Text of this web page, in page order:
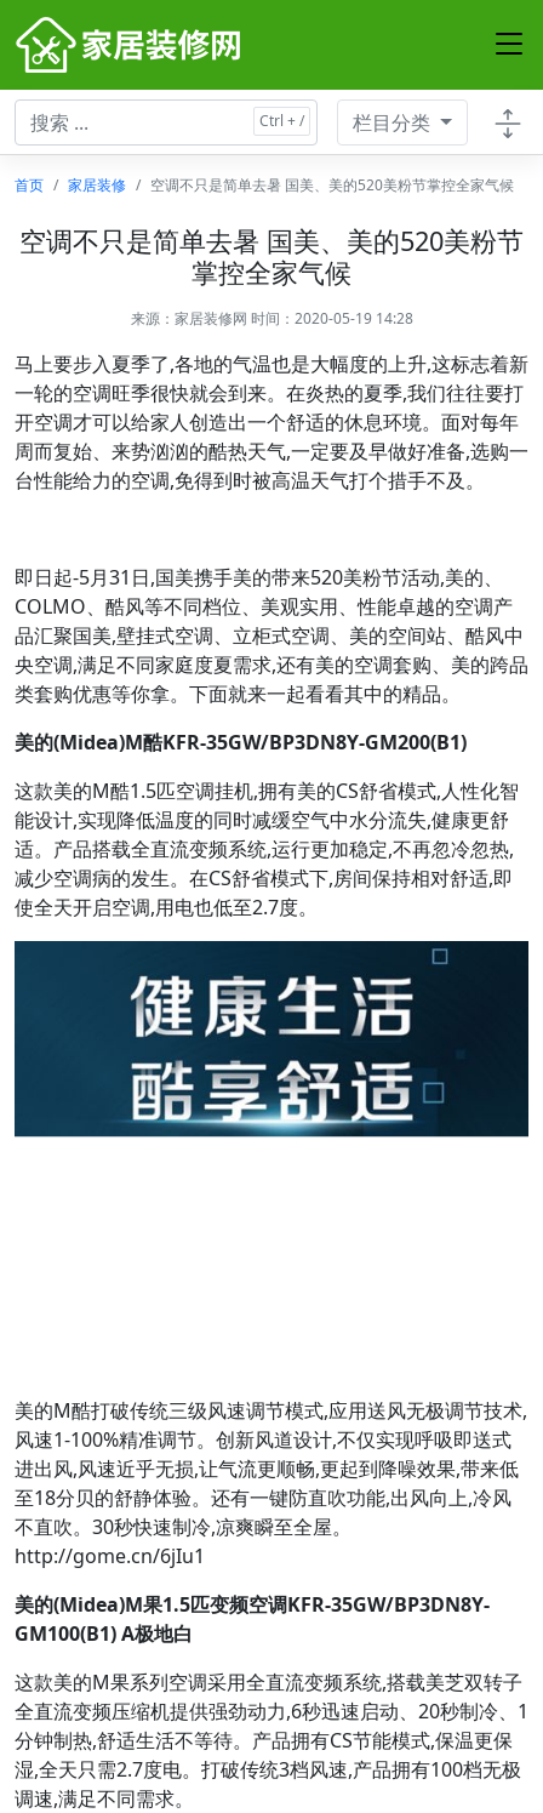
栏目分类
首页 家居装修 空调不只是简单去暑 国美、美的520美粉节掌控全家气候
空调不只是简单去暑 国美、美的520美粉节
掌控全家气候
来源： 家居装修网 时间：2020-05-19 14:28
马上要步入夏季了,各地的气温也是大幅度的上升,这标志着新
一轮的空调旺季很快就会到来。在炎热的夏季,我们往往要打
开空调才可以给家人创造出一个舒适的休息环境。面对每年
周而复始、来势汹汹的酷热天气,一定要及早做好准备,选购一
台性能给力的空调,免得到时被高温天气打个措手不及。
即日起-5月31日,国美携手美的带来520美粉节活动,美的、
COLMO、酷风等不同档位、美观实用、性能卓越的空调产
品汇聚国美,壁挂式空调、立柜式空调、美的空间站、酷风中
央空调,满足不同家庭度夏需求,还有美的空调套购、美的跨品
类套购优惠等你拿。下面就来一起看看其中的精品。
美的(Midea)M酷KFR-35GW/BP3DN8Y-GM200(B1)
这款美的M酷1.5匹空调挂机,拥有美的CS舒省模式,人性化智
能设计,实现降低温度的同时减缓空气中水分流失,健康更舒
适。产品搭载全直流变频系统,运行更加稳定,不再忽冷忽热,
减少空调病的发生。在CS舒省模式下,房间保持相对舒适,即
使全天开启空调,用电也低至2.7度。
美的M酷打破传统三级风速调节模式,应用送风无极调节技术,
风速1-100%精准调节。创新风道设计,不仅实现呼吸即送式
进出风,风速近乎无损,让气流更顺畅,更起到降噪效果,带来低
至18分贝的舒静体验。还有一键防直吹功能,出风向上,冷风
不直吹。30秒快速制冷,凉爽瞬至全屋。
http://gome.cn/6jIu1
美的(Midea)M果1.5匹变频空调KFR-35GW/BP3DN8Y-
GM100(B1) A极地白
这款美的M果系列空调采用全直流变频系统,搭载美芝双转子
全直流变频压缩机提供强劲动力,6秒迅速启动、20秒制冷、1
分钟制热,舒适生活不等待。产品拥有CS节能模式,保温更保
湿,全天只需2.7度电。打破传统3档风速,产品拥有100档无极
调速,满足不同需求。